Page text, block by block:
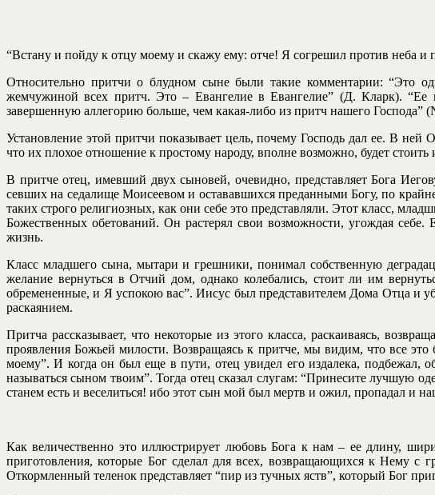
“Встану и пойду к отцу моему и скажу ему: отче! Я согрешил против неба и
Относительно притчи о блудном сыне были такие комментарии: “Это
жемчужиной всех притч. Это – Евангелие в Евангелие” (Д. Кларк).
завершенную аллегорию больше, чем какая-либо из притч нашего Господа”
Установление этой притчи показывает цель, почему Господь дал ее. В
что их плохое отношение к простому народу, вполне возможно, будет стоить
В притче отец, имевший двух сыновей, очевидно, представляет Бога
севших на седалище Моисеевом и остававшихся преданными Богу, по
таких строго религиозных, как они себе это представляли. Этот класс,
Божественных обетований. Он растерял свои возможности, угождая
жизнь.
Класс младшего сына, мытари и грешники, понимал собственную
желание вернуться в Отчий дом, однако колебались, стоит ли им
обремененные, и Я успокою вас”. Иисус был представителем Дома Отца и
раскаянием.
Притча рассказывает, что некоторые из этого класса, раскаиваясь,
проявления Божьей милости. Возвращаясь к притче, мы видим, что все
моему”. И когда он был еще в пути, отец увидел его издалека,
называться сыном твоим”. Тогда отец сказал слугам: “Принесите лучшую
станем есть и веселиться! ибо этот сын мой был мертв и ожил, пропадал и
Как величественно это иллюстрирует любовь Бога к нам – ее длину,
приготовления, которые Бог сделал для всех, возвращающихся к Нему с
Откормленный теленок представляет “пир из тучных яств”, который Бог